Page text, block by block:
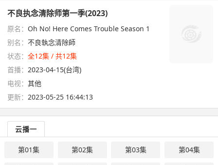
不良执念清除师第一季(2023)
原名： Oh No! Here Comes Trouble Season 1
别名： 不良執念清除師
状态： 全12集 / 共12集
首播： 2023-04-15(台湾)
电视： 其他
更新： 2023-05-25 16:44:13
云播一
第01集 第02集 第03集 第04集